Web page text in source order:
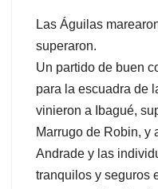
Las Águilas
superaron.
Un partido de buen
para la escuadra de
vinieron a Ibagué,
Marrugo de Robin, y
Andrade y las
tranquilos y seguros